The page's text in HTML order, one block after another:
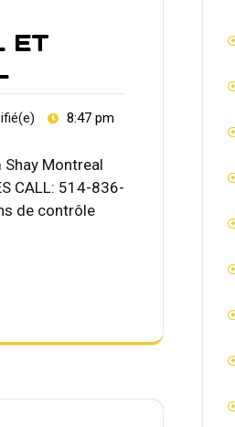
ET
8:47 pm
Montreal
CALL: 514-836-
de contrôle